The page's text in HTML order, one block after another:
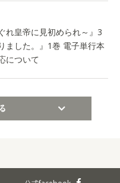
れ皇帝に見初められ～』3
ました。』1巻 電子単行本
について